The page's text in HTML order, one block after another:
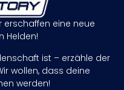
erschaffen eine neue
Helden!
ist – erzähle der
wollen, dass deine
werden!